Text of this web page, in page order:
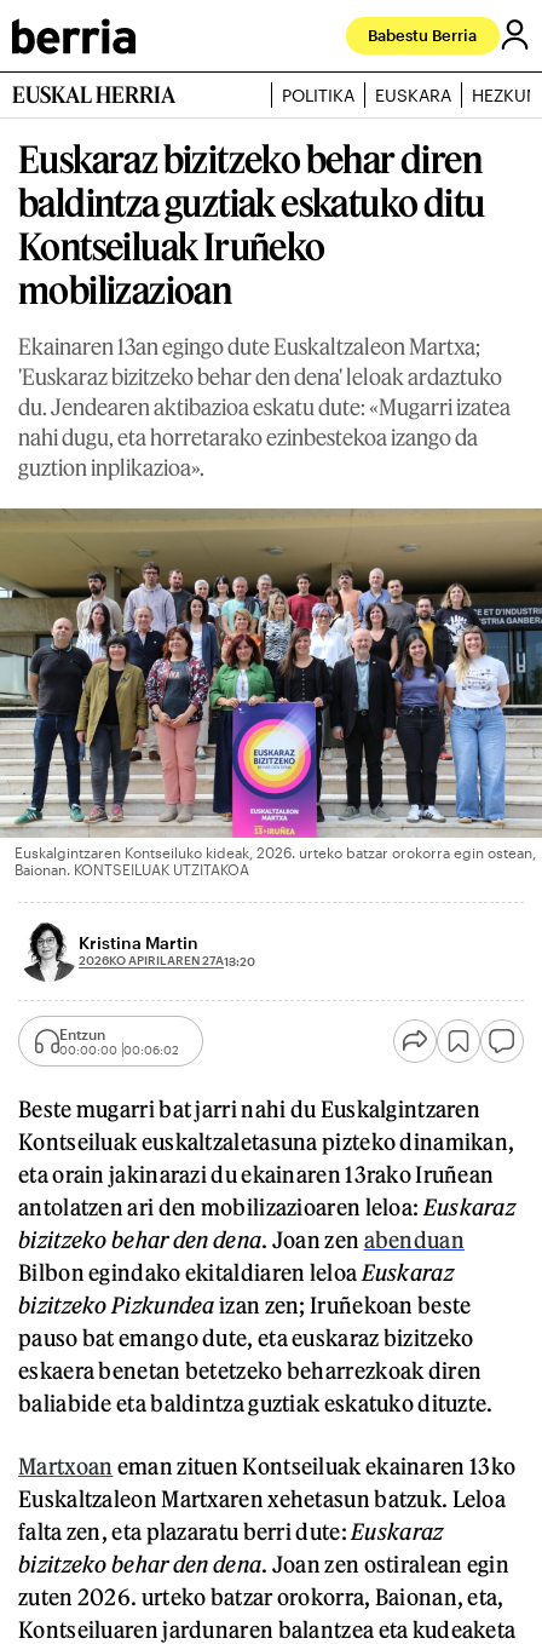
Babestu Berria
EUSKAL HERRIA POLITIKA EUSKARA
Euskaraz bizitzeko behar diren
baldintza guztiak eskatuko ditu
Kontseiluak Iruñeko
mobilizazioan
Ekainaren 13an egingo dute Euskaltzaleon Martxa;
'Euskaraz bizitzeko behar den dena' leloak ardaztuko
du. Jendearen aktibazioa eskatu dute: «Mugarri izatea
nahi dugu, eta horretarako ezinbestekoa izango da
guztion inplikazioa».
Euskalgintzaren Kontseiluko kideak, 2026. urteko batzar orokorra egin ostean,
Baionan. KONTSEILUAK UTZITAKOA
Kristina Martin
2026KO APIRILAREN 27A13:20
Entzun
00:00:00 00:06:02
Beste mugarri bat jarri nahi du Euskalgintzaren
Kontseiluak euskaltzaletasuna pizteko dinamikan,
eta orain jakinarazi du ekainaren 13rako Iruñean
antolatzen ari den mobilizazioaren leloa: Euskaraz
bizitzeko behar den dena. Joan zen abenduan
Bilbon egindako ekitaldiaren leloa Euskaraz
bizitzeko Pizkundeaizan zen; Iruñekoan beste
pauso bat emango dute, eta euskaraz bizitzeko
eskaera benetan betetzeko beharrezkoak diren
baliabide eta baldintza guztiak eskatuko dituzte.
Martxoan eman zituen Kontseiluak ekainaren 13ko
Euskaltzaleon Martxaren xehetasun batzuk. Leloa
falta zen, eta plazaratu berri dute: Euskaraz
bizitzeko behar den dena. Joan zen ostiralean egin
zuten 2026. urteko batzar orokorra, Baionan, eta,
Kontseiluaren jardunaren balantzea eta kudeaketa